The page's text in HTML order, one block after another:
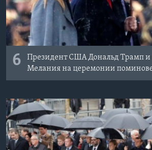
6
Президент США Дональд Трамп и
Мелания на церемонии